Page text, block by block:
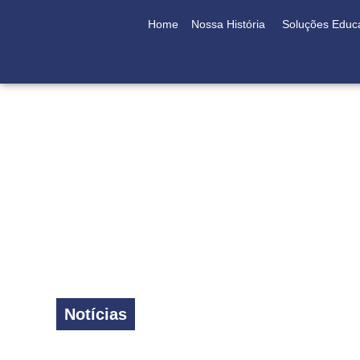
Home Nossa História Soluções
Notícias